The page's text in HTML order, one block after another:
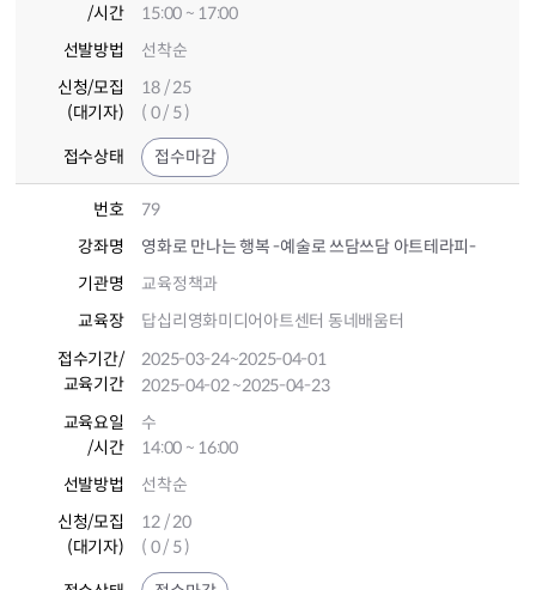
/시간
15:00 ~ 17:00
선발방법
선착순
신청/모집
(대기자)
18 / 25
( 0 / 5 )
접수상태 접수마감
번호
79
강좌명
영화로 만나는 행복 -예술로 쓰담쓰담 아트테라피-
기관명
교육정책과
교육장
답십리영화미디어아트센터 동네배움터
접수기간/
교육기간
2025-03-24~2025-04-01
2025-04-02~2025-04-23
교육요일
/시간
수
14:00 ~ 16:00
선발방법
선착순
신청/모집
(대기자)
12 / 20
( 0 / 5 )